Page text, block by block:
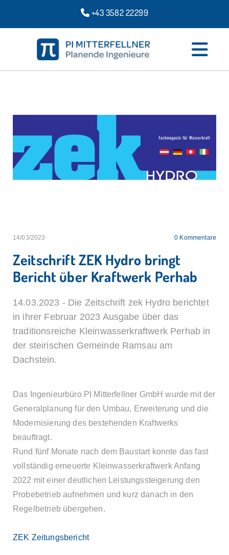
 +43 3582 22299
14/03/2023 0 Kommentare
Zeitschrift ZEK Hydro bringt
Bericht über Kraftwerk Perhab
14.03.2023 - Die Zeitschrift zek Hydro berichtet
in ihrer Februar 2023 Ausgabe über das
traditionsreiche Kleinwasserkraftwerk Perhab in
der steirischen Gemeinde Ramsau am
Dachstein.
Das Ingenieurbüro PI Mitterfellner GmbH wurde mit der
Generalplanung für den Umbau, Erweiterung und die
Modernisierung des bestehenden Kraftwerks
beauftragt.
Rund fünf Monate nach dem Baustart konnte das fast
vollständig erneuerte Kleinwasserkraftwerk Anfang
2022 mit einer deutlichen Leistungssteigerung den
Probebetrieb aufnehmen und kurz danach in den
Regelbetrieb übergehen.
ZEK Zeitungsbericht